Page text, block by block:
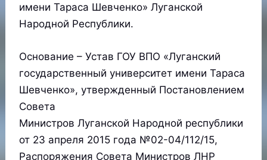
имени Тараса Шевченко» Луганской
Народной Республики.
Основание – Устав ГОУ ВПО «Луганский
государственный университет имени Тараса
Шевченко», утвержденный Постановлением
Совета
Министров Луганской Народной республики
от 23 апреля 2015 года №02-04/112/15,
Распоряжения Совета Министров ЛНР